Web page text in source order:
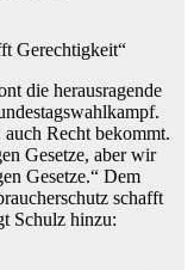
Gerechtigkeit“
die herausragende
auch Recht bekommt.
Gesetze, aber wir
Gesetze.“ Dem
schafft
Schulz hinzu: